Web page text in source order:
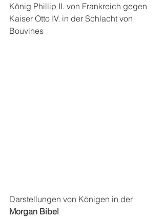
König Phillip II. von Frankreich gegen
Kaiser Otto IV. in der Schlacht von
Bouvines
Darstellungen von Königen in der
Morgan Bibel